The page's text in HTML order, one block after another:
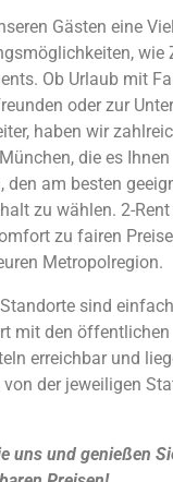
Gästen eine
wie
Ob Urlaub mit
oder zur
haben wir
die es Ihnen
den am besten
zu wählen. 2-
zu fairen
Metropolregion.
sind
mit den öffentlichen
erreichbar und
der jeweiligen
uns und genießen